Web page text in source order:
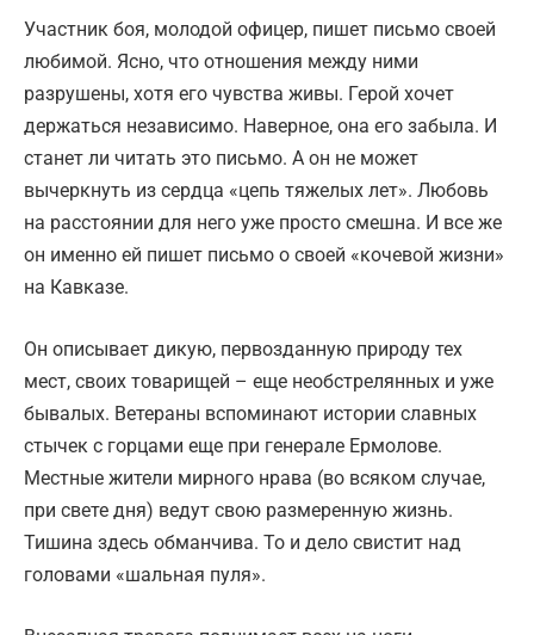
Участник боя, молодой офицер, пишет письмо своей
любимой. Ясно, что отношения между ними
разрушены, хотя его чувства живы. Герой хочет
держаться независимо. Наверное, она его забыла. И
станет ли читать это письмо. А он не может
вычеркнуть из сердца «цепь тяжелых лет». Любовь
на расстоянии для него уже просто смешна. И все же
он именно ей пишет письмо о своей «кочевой жизни»
на Кавказе.
Он описывает дикую, первозданную природу тех
мест, своих товарищей – еще необстрелянных и уже
бывалых. Ветераны вспоминают истории славных
стычек с горцами еще при генерале Ермолове.
Местные жители мирного нрава (во всяком случае,
при свете дня) ведут свою размеренную жизнь.
Тишина здесь обманчива. То и дело свистит над
головами «шальная пуля».